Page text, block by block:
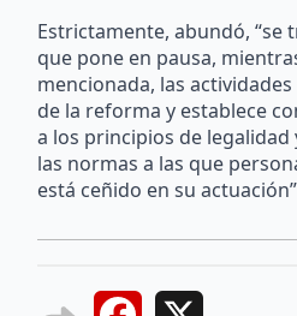
Estrictamente, abundó, “se
que pone en pausa,
mencionada, las
de la reforma y establece
a los principios de legalidad
las normas a las que
está ceñido en su